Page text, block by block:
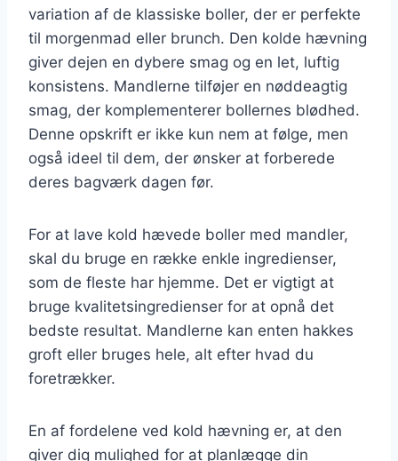
variation af de klassiske boller, der er perfekte
til morgenmad eller brunch. Den kolde hævning
giver dejen en dybere smag og en let, luftig
konsistens. Mandlerne tilføjer en nøddeagtig
smag, der komplementerer bollernes blødhed.
Denne opskrift er ikke kun nem at følge, men
også ideel til dem, der ønsker at forberede
deres bagværk dagen før.
For at lave kold hævede boller med mandler,
skal du bruge en række enkle ingredienser,
som de fleste har hjemme. Det er vigtigt at
bruge kvalitetsingredienser for at opnå det
bedste resultat. Mandlerne kan enten hakkes
groft eller bruges hele, alt efter hvad du
foretrækker.
En af fordelene ved kold hævning er, at den
giver dig mulighed for at planlægge din